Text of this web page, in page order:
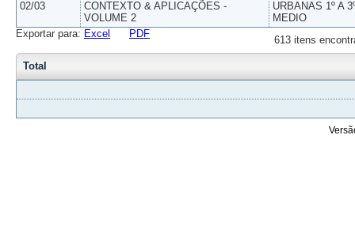
02/03
CONTEXTO & APLICAÇÕES -
VOLUME 2
URBANAS 1º A
MEDIO
613 itens
Exportar para: Excel PDF
Total